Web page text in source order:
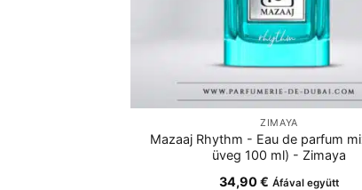
ZIMAYA
Mazaaj Rhythm - Eau de parfum
üveg 100 ml) - Zimaya
34,90€ Áfával együtt